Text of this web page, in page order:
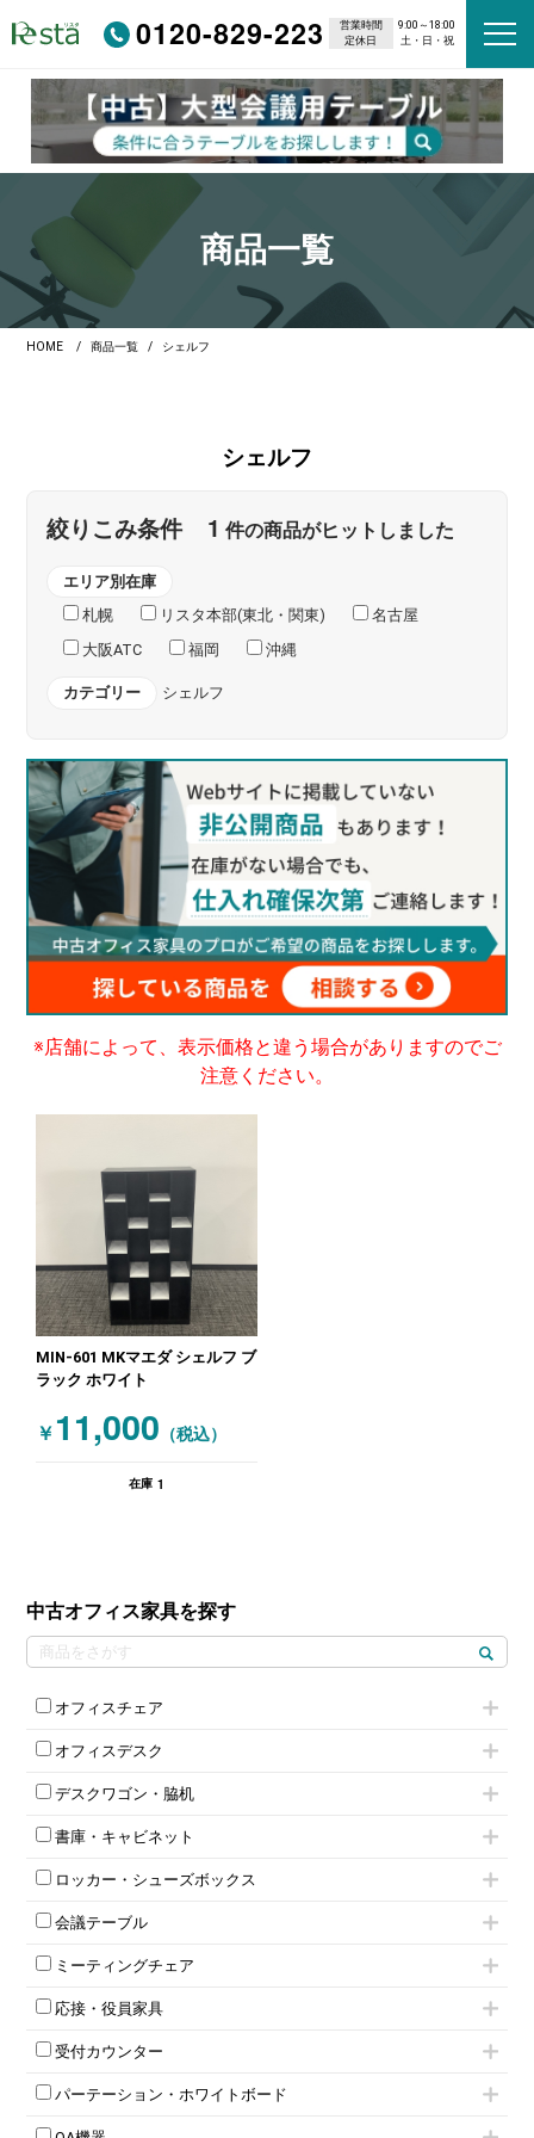
0120-829-223 営業時間
9:00～18:00
定休日
土・日・祝
商品一覧
HOME 商品一覧 シェルフ
シェルフ
中古オフィス家具を探す
オフィスチェア
肘付きチェア
肘無しチェア
役員チェア
オフィスチェアその他
オフィスデスク
片袖机
フリーアドレスデスク（ベンチデスク）
昇降デスク
両袖机
デスクワゴン・脇机
インワゴン2段
インワゴン3段
脇机
書庫・キャビネット
ハイキャビネット
ローキャビネット
両開きキャビネット
上下連結キャビネット
軽量ラック（スチールラック）
収納家具その他
両開書庫
ロッカー・シューズボックス
1人用ロッカー
2人用ロッカー
3人用ロッカー
5人用ロッカー
8人用ロッカー
多人数ロッカー
会議テーブル
ミーティングテーブル
スタッキングテーブル
ネスティングテーブル
カウンターテーブル
T字脚テーブル
ミーティングチェア
キャスター付きミーティングチェア
スタッキングミーティングチェア
テーブル付きミーティングチェア
折りたたみミーティングチェア
ハイチェア
応接・役員家具
応接セット
応接ソファ
応接チェア
応接・役員家具その他
受付カウンター
ハイカウンター
ローカウンター
ラウンジカウンター
パーテーション・ホワイトボード
パーテーション
絞りこみ条件 1 件の商品がヒットしました
エリア別在庫
札幌
リスタ本部(東北・関東)
名古屋
大阪ATC
福岡 沖縄
カテゴリー シェルフ
※店舗によって、表示価格と違う場合がありますのでご
注意ください。
MIN-601 MKマエダ シェルフ ブ
ラック ホワイト
￥ 11,000 （税込）
在庫 1